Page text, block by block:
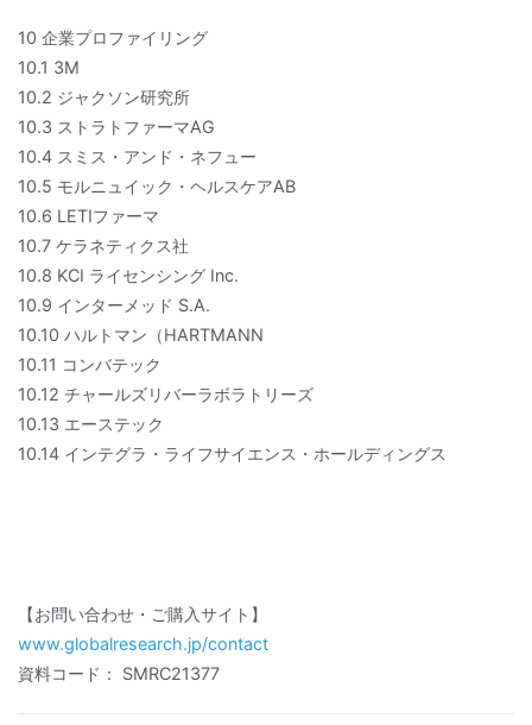
10 企業プロファイリング
10.1 3M
10.2 ジャクソン研究所
10.3 ストラトファーマAG
10.4 スミス・アンド・ネフュー
10.5 モルニュイック・ヘルスケアAB
10.6 LETIファーマ
10.7 ケラネティクス社
10.8 KCI ライセンシング Inc.
10.9 インターメッド S.A.
10.10 ハルトマン（HARTMANN
10.11 コンバテック
10.12 チャールズリバーラボラトリーズ
10.13 エーステック
10.14 インテグラ・ライフサイエンス・ホールディングス
【お問い合わせ・ご購入サイト】
www.globalresearch.jp/contact
資料コード： SMRC21377